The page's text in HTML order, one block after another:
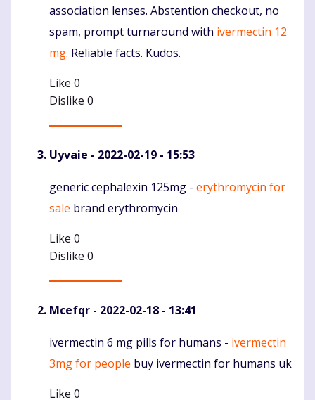
association lenses. Abstention checkout, no
spam, prompt turnaround with ivermectin 12
mg. Reliable facts. Kudos.
Like 0
Dislike 0
Uyvaie - 2022-02-19 - 15:53
Komentaras
generic cephalexin 125mg - erythromycin for
sale brand erythromycin
Like 0
Dislike 0
Mcefqr - 2022-02-18 - 13:41
Komentaras
ivermectin 6 mg pills for humans - ivermectin
3mg for people buy ivermectin for humans uk
Like 0